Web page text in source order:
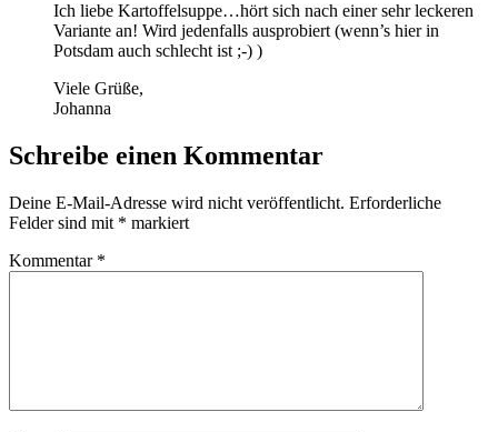
Ich liebe Kartoffelsuppe…hört sich nach einer sehr leckeren
Variante an! Wird jedenfalls ausprobiert (wenn’s hier in
Potsdam auch schlecht ist ;-) )
Viele Grüße,
Johanna
Schreibe einen Kommentar
Deine E-Mail-Adresse wird nicht veröffentlicht. Erforderliche
Felder sind mit * markiert
Kommentar *